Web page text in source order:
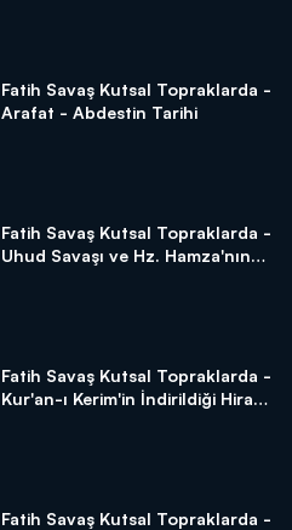
Fatih Savaş Kutsal Topraklarda -
Arafat - Abdestin Tarihi
Fatih Savaş Kutsal Topraklarda -
Uhud Savaşı ve Hz. Hamza'nın
Fatih Savaş Kutsal Topraklarda -
Kur'an-ı Kerim'in İndirildiği Hira
Fatih Savaş Kutsal Topraklarda -